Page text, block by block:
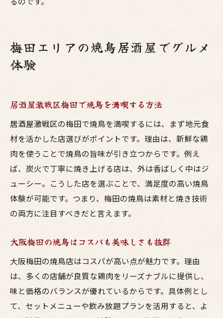
梅田エリアの焼鳥居酒屋でグルメ
体験
居酒屋激戦区梅田で焼鳥を満喫する方法
居酒屋激戦区の梅田で焼鳥を満喫するには、まず地元食
材を活かした店選びがポイントです。理由は、新鮮な鶏
肉を使うことで焼鳥の旨味が引き立つからです。例え
ば、炭火で丁寧に焼き上げる店は、外は香ばしく中はジ
ューシー。こうした店を選ぶことで、満足度の高い焼鳥
体験が可能です。つまり、梅田の焼鳥は素材と焼き技術
の両方に注目すべきだと言えます。
大阪梅田の焼鳥はコスパも美味しさも抜群
大阪梅田の焼鳥店はコスパが高い点が魅力です。理由
は、多くの店舗が良質な鶏肉をリーズナブルに提供し、
味と価格のバランスが優れているからです。具体例とし
て、セットメニューや飲み放題プランを活用すると、よ